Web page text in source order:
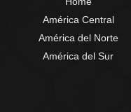
América Central
América del Norte
América del Sur